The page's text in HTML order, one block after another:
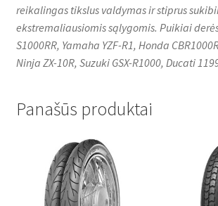
reikalingas tikslus valdymas ir stiprus
ekstremaliausiomis sąlygomis. Puikiai derės
S1000RR, Yamaha YZF-R1, Honda
Ninja ZX-10R, Suzuki GSX-R1000, Ducati
Panašūs produktai